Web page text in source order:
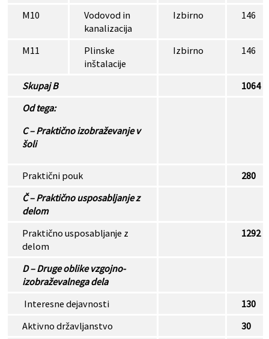
M10
Vodovod in
kanalizacija
Izbirno 146
M11
Plinske
inštalacije
Izbirno 146
Skupaj B
1064
Od tega:
C – Praktično izobraževanje v
šoli
Praktični pouk
280
Č – Praktično usposabljanje z
delom
Praktično usposabljanje z
delom
1292
D – Druge oblike vzgojno-
izobraževalnega dela
Interesne dejavnosti
130
Aktivno državljanstvo
30